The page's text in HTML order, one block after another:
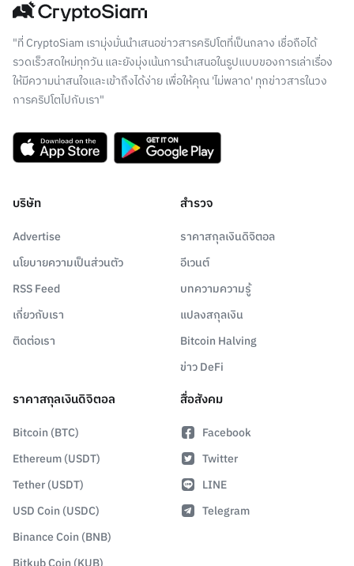
"ที่ CryptoSiam เรามุ่งมั่นนำเสนอข่าวสารคริปโตที่เป็นกลาง เชื่อถือได้
รวดเร็วสดใหม่ทุกวัน และยังมุ่งเน้นการนำเสนอในรูปแบบของการเล่าเรื่อง
ให้มีความน่าสนใจและเข้าถึงได้ง่าย เพื่อให้คุณ 'ไม่พลาด' ทุกข่าวสารในวง
การคริปโตไปกับเรา"
บริษัท
Advertise
นโยบายความเป็นส่วนตัว
RSS Feed
เกี่ยวกับเรา
ติดต่อเรา
สำรวจ
ราคาสกุลเงินดิจิตอล
อีเวนต์
บทความความรู้
แปลงสกุลเงิน
Bitcoin Halving
ข่าว DeFi
ราคาสกุลเงินดิจิตอล
Bitcoin (BTC)
Ethereum (USDT)
Tether (USDT)
USD Coin (USDC)
Binance Coin (BNB)
สื่อสังคม
Facebook
Twitter
LINE
Telegram